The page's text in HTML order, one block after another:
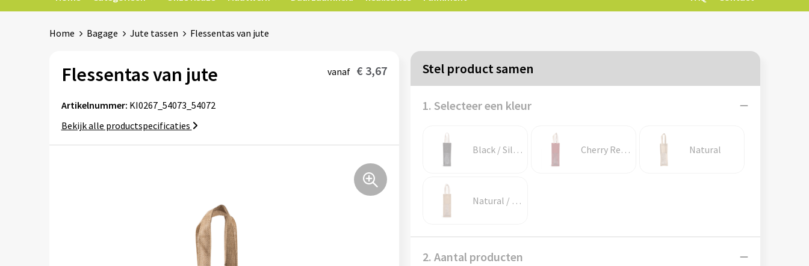
Home Bagage Jute tassen Flessentas van jute
Flessentas van jute vanaf € 3,67
Artikelnummer: KI0267_54073_54072
Bekijk alle productspecificaties
Stel product samen
1. Selecteer een kleur
Black / Silver Cherry Red / Gold Natural
Natural / Gold
2. Aantal producten